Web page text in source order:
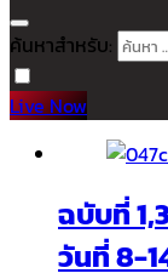
ค้นหาสำหรับ:
Live Now
ฉบับที่
วันที่ 8-